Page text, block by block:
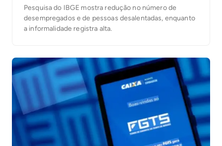
Pesquisa do IBGE mostra redução no número de
desempregados e de pessoas desalentadas, enquanto
a informalidade registra alta.